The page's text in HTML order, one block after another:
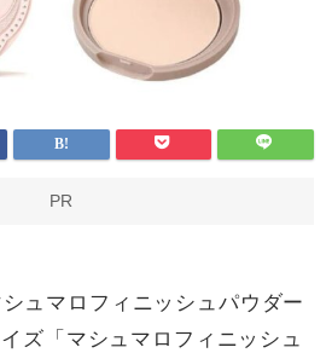
PR
シュマロフィニッシュパウダー
ズ「マシュマロフィニッシュ